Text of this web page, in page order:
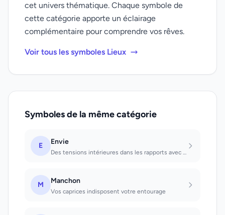
cet univers thématique. Chaque symbole de
cette catégorie apporte un éclairage
complémentaire pour comprendre vos rêves.
Voir tous les symboles Lieux
Symboles de la même catégorie
E Envie
Des tensions intérieures dans les rapports avec le monde extérieur font que la v...
M Manchon
Vos caprices indisposent votre entourage